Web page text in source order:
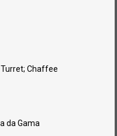
Chaffee
da Gama